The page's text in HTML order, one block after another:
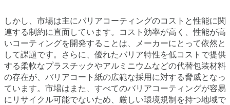
しかし、市場は主にバリアコーティングのコストと性能に関
連する制約に直面しています。コスト効率が高く、性能が高
いコーティングを開発することは、メーカーにとって依然と
して課題です。さらに、優れたバリア特性を低コストで提供
する柔軟なプラスチックやアルミニウムなどの代替包装材料
の存在が、バリアコート紙の広範な採用に対する脅威となっ
ています。市場はまた、すべてのバリアコーティングが容易
にリサイクル可能でないため、厳しい環境規制を持つ地域で